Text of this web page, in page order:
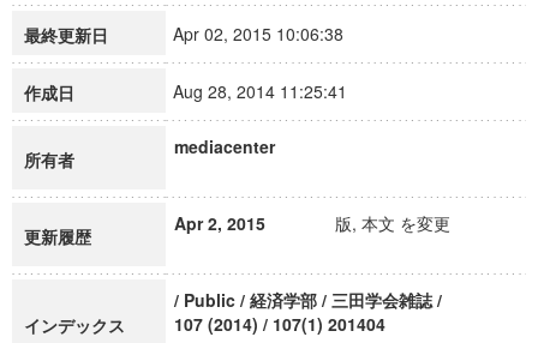
最終更新日 Apr 02, 2015 10:06:38
作成日 Aug 28, 2014 11:25:41
所有者
mediacenter
更新履歴
Apr 2, 2015 版, 本文 を変更
インデックス
/ Public / 経済学部 / 三田学会雑誌 /
107 (2014) / 107(1) 201404